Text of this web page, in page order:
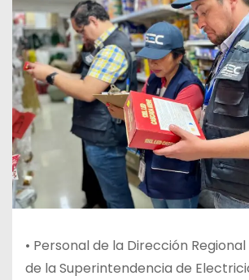
• Personal de la Dirección
de la Superintendencia de